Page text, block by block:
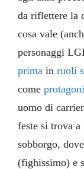
da riflettere la
cosa vale
personaggi
prima inruoli
come
uomo di
feste si trova
sobborgo,
(fighissimo) e